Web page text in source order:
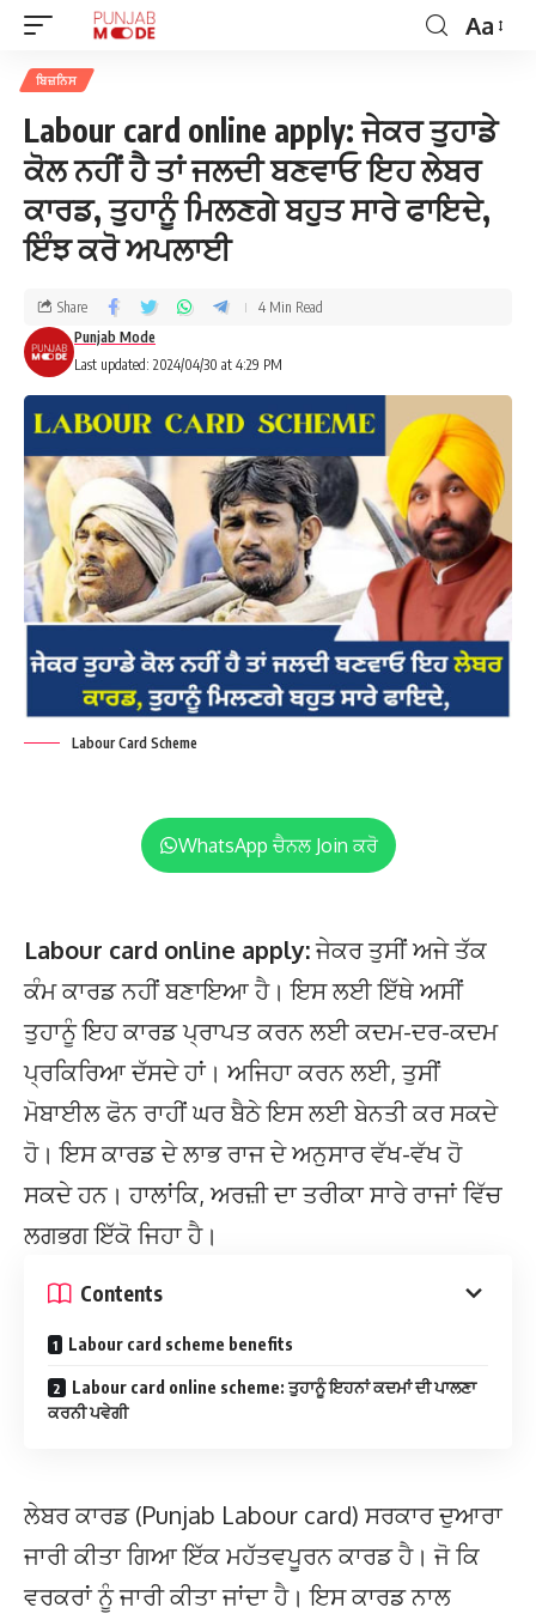
Aa
ਬਿਜ਼ਨਿਸ
Labour card online apply: ਜੇਕਰ ਤੁਹਾਡੇ
ਕੋਲ ਨਹੀਂ ਹੈ ਤਾਂ ਜਲਦੀ ਬਣਵਾਓ ਇਹ ਲੇਬਰ
ਕਾਰਡ, ਤੁਹਾਨੂੰ ਮਿਲਣਗੇ ਬਹੁਤ ਸਾਰੇ ਫਾਇਦੇ,
ਇੰਝ ਕਰੋ ਅਪਲਾਈ
Last updated: 2024/04/30 at 4:29 PM
Punjab Mode
Share 4 Min Read
Labour Card Scheme
WhatsApp ਚੈਨਲ Join ਕਰੋ
Labour card online apply:ਜੇਕਰ ਤੁਸੀਂ ਅਜੇ ਤੱਕ
ਕੰਮ ਕਾਰਡ ਨਹੀਂ ਬਣਾਇਆ ਹੈ। ਇਸ ਲਈ ਇੱਥੇ ਅਸੀਂ
ਤੁਹਾਨੂੰ ਇਹ ਕਾਰਡ ਪ੍ਰਾਪਤ ਕਰਨ ਲਈ ਕਦਮ-ਦਰ-ਕਦਮ
ਪ੍ਰਕਿਰਿਆ ਦੱਸਦੇ ਹਾਂ। ਅਜਿਹਾ ਕਰਨ ਲਈ, ਤੁਸੀਂ
ਮੋਬਾਈਲ ਫੋਨ ਰਾਹੀਂ ਘਰ ਬੈਠੇ ਇਸ ਲਈ ਬੇਨਤੀ ਕਰ ਸਕਦੇ
ਹੋ। ਇਸ ਕਾਰਡ ਦੇ ਲਾਭ ਰਾਜ ਦੇ ਅਨੁਸਾਰ ਵੱਖ-ਵੱਖ ਹੋ
ਸਕਦੇ ਹਨ। ਹਾਲਾਂਕਿ, ਅਰਜ਼ੀ ਦਾ ਤਰੀਕਾ ਸਾਰੇ ਰਾਜਾਂ ਵਿੱਚ
ਲਗਭਗ ਇੱਕੋ ਜਿਹਾ ਹੈ।
Contents
Labour card scheme benefits
Labour card online scheme: ਤੁਹਾਨੂੰ ਇਹਨਾਂ ਕਦਮਾਂ ਦੀ ਪਾਲਣਾ
ਕਰਨੀ ਪਵੇਗੀ
ਲੇਬਰ ਕਾਰਡ (Punjab Labour card) ਸਰਕਾਰ ਦੁਆਰਾ
ਜਾਰੀ ਕੀਤਾ ਗਿਆ ਇੱਕ ਮਹੱਤਵਪੂਰਨ ਕਾਰਡ ਹੈ। ਜੋ ਕਿ
ਵਰਕਰਾਂ ਨੂੰ ਜਾਰੀ ਕੀਤਾ ਜਾਂਦਾ ਹੈ। ਇਸ ਕਾਰਡ ਨਾਲ